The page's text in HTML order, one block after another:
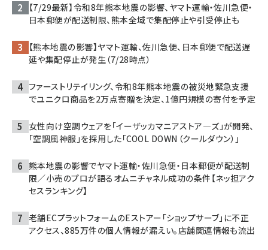
【7/29最新】令和8年熊本地震の影響、ヤマト運輸・佐川急便・
日本郵便が配送制限、熊本全域で集配停止や引受停止も
【熊本地震の影響】ヤマト運輸、佐川急便、日本郵便で配送遅
延や集配停止が発生（7/28時点）
ファーストリテイリング、令和8年熊本地震の被災地緊急支援
でユニクロ商品を2万点寄贈を決定、1億円規模の寄付を予定
女性向け空調ウェアを「イーザッカマニアストア―ズ」が開発、
「空調風神服」を採用した「COOL DOWN（クールダウン）」
熊本地震の影響でヤマト運輸・佐川急便・日本郵便が配送制
限／小売のプロが語るオムニチャネル成功の条件【ネッ担アク
セスランキング】
老舗ECプラットフォームのEストアー「ショップサーブ」に不正
アクセス、885万件の個人情報が漏えい。店舗関連情報も流出